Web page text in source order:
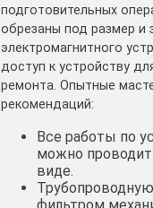
подготовительных
обрезаны под размер и
электромагнитного
доступ к устройству
ремонта. Опытные
рекомендаций:
Все работы по
можно
виде.